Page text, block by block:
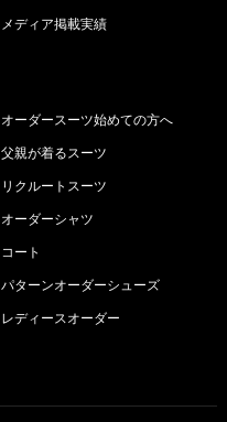
メディア掲載実績
オーダースーツ始めての方へ
父親が着るスーツ
リクルートスーツ
オーダーシャツ
コート
パターンオーダーシューズ
レディースオーダー